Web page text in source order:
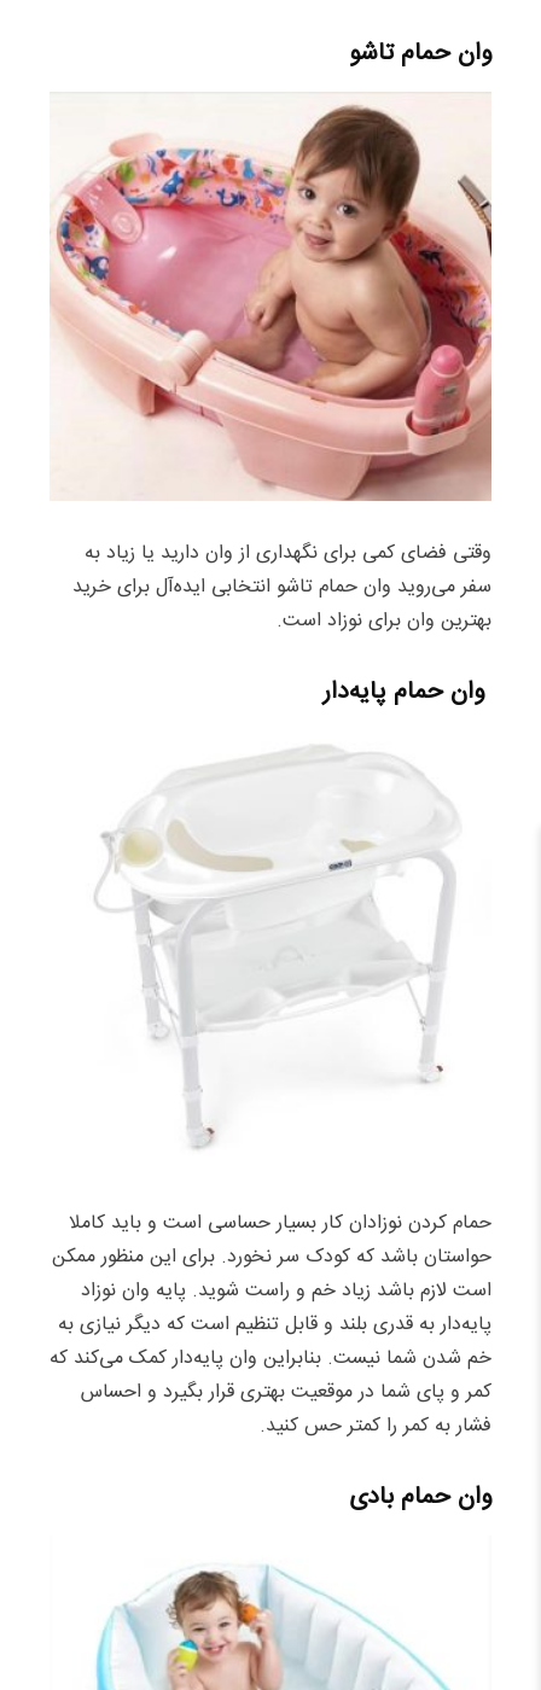
وان حمام تاشو
وقتی فضای کمی برای نگهداری از وان دارید یا زیاد به
سفر می‌روید وان حمام تاشو انتخابی ایده‌آل برای خرید
بهترین وان برای نوزاد است.
وان حمام پایه‌دار
حمام کردن نوزادان کار بسیار حساسی است و باید کاملا
حواستان باشد که کودک سر نخورد. برای این منظور ممکن
است لازم باشد زیاد خم و راست شوید. پایه وان نوزاد
پایه‌دار به قدری بلند و قابل تنظیم است که دیگر نیازی به
خم شدن شما نیست. بنابراین وان پایه‌دار کمک می‌کند که
کمر و پای شما در موقعیت بهتری قرار بگیرد و احساس
فشار به کمر را کمتر حس کنید.
وان حمام بادی